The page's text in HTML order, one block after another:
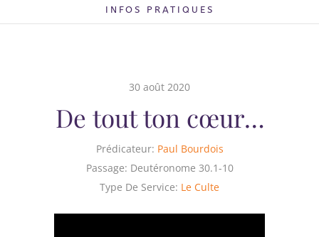
INFOS PRATIQUES
30 août 2020
De tout ton cœur…
Prédicateur: Paul Bourdois
Passage: Deutéronome 30.1-10
Type De Service: Le Culte